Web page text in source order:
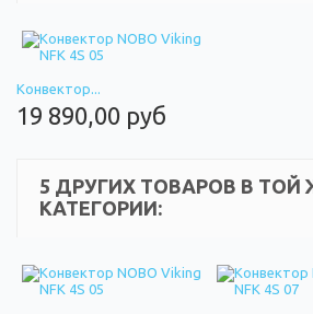
Конвектор...
19 890,00 руб
5 ДРУГИХ ТОВАРОВ В ТОЙ
КАТЕГОРИИ: